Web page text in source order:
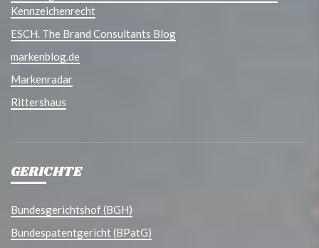
Kennzeichenrecht
ESCH. The Brand Consultants Blog
markenblog.de
Markenradar
Rittershaus
GERICHTE
Bundesgerichtshof (BGH)
Bundespatentgericht (BPatG)